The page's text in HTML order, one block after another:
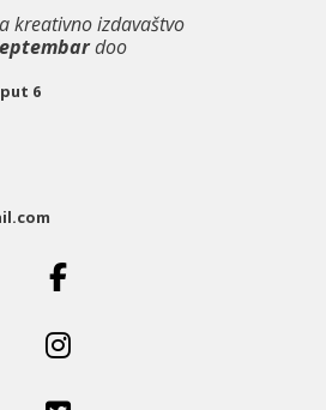
kreativno izdavaštvo
doo
6